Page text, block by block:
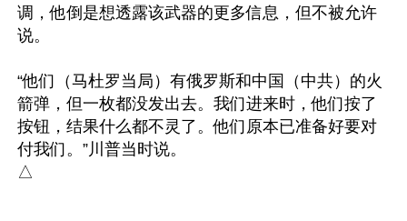
调，他倒是想透露该武器的更多信息，但不被允许
说。
“他们（马杜罗当局）有俄罗斯和中国（中共）的火
箭弹，但一枚都没发出去。我们进来时，他们按了
按钮，结果什么都不灵了。他们原本已准备好要对
付我们。”川普当时说。